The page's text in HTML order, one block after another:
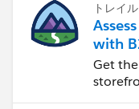
トレイル
with
Get